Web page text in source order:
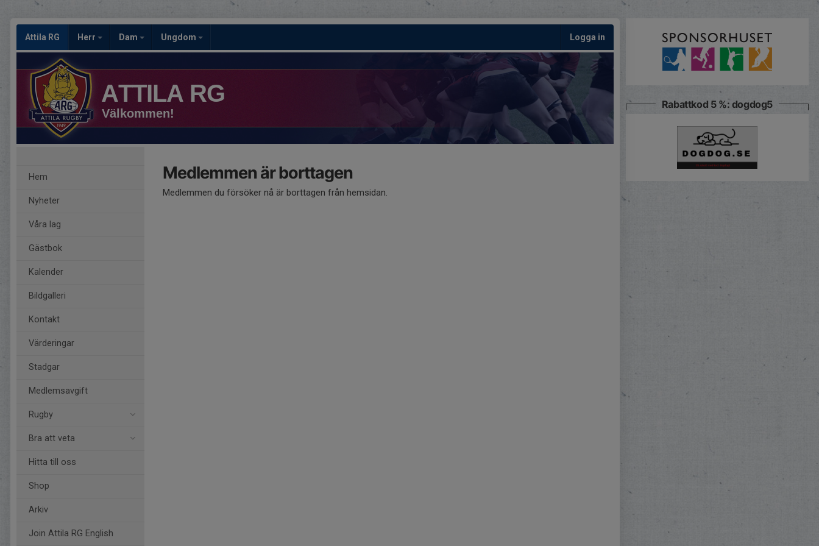
Attila RG Herr Dam Ungdom Logga in
ATTILA RG
Välkommen!
Hem
Nyheter
Våra lag
Gästbok
Kalender
Bildgalleri
Kontakt
Värderingar
Stadgar
Medlemsavgift
Rugby
Bra att veta
Hitta till oss
Shop
Arkiv
Join Attila RG English
Medlemmen är borttagen
Medlemmen du försöker nå är borttagen från hemsidan.
Rabattkod 5 %: dogdog5